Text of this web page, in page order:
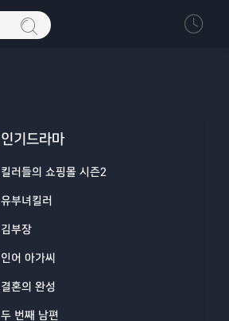
인기드라마
킬러들의 쇼핑몰 시즌2
유부녀킬러
김부장
인어 아가씨
결혼의 완성
두 번째 남편